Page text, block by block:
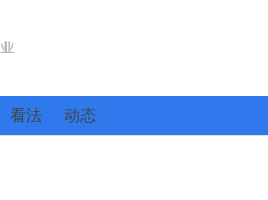
看法 动态